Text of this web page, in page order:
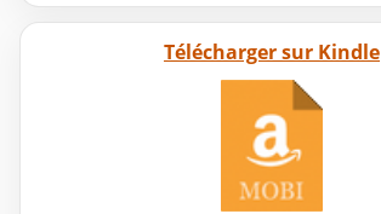
Télécharger sur Kindle